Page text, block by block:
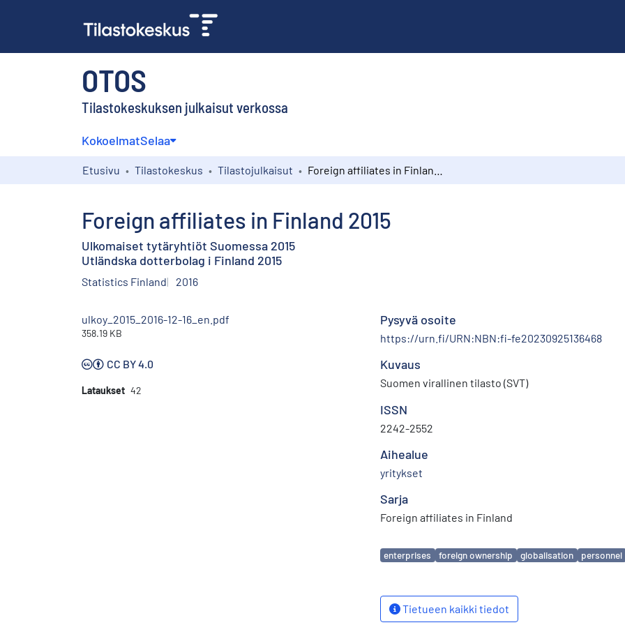
OTOS
Tilastokeskuksen julkaisut verkossa
KokoelmatSelaa
Etusivu Tilastokeskus Tilastojulkaisut
Foreign affiliates in Finland 2015
Ulkomaiset tytäryhtiöt Suomessa 2015
Utländska dotterbolag i Finland 2015
Statistics Finland 2016
ulkoy_2015_2016-12-16_en.pdf
358.19 KB
CC BY 4.0
Lataukset 42
Pysyvä osoite
https://urn.fi/URN:NBN:fi-fe20230925136468
Kuvaus
Suomen virallinen tilasto (SVT)
ISSN
2242-2552
Aihealue
yritykset
Sarja
Foreign affiliates in Finland
Avainsanat
enterprises foreign ownership globalisation personnel
Tietueen kaikki tiedot